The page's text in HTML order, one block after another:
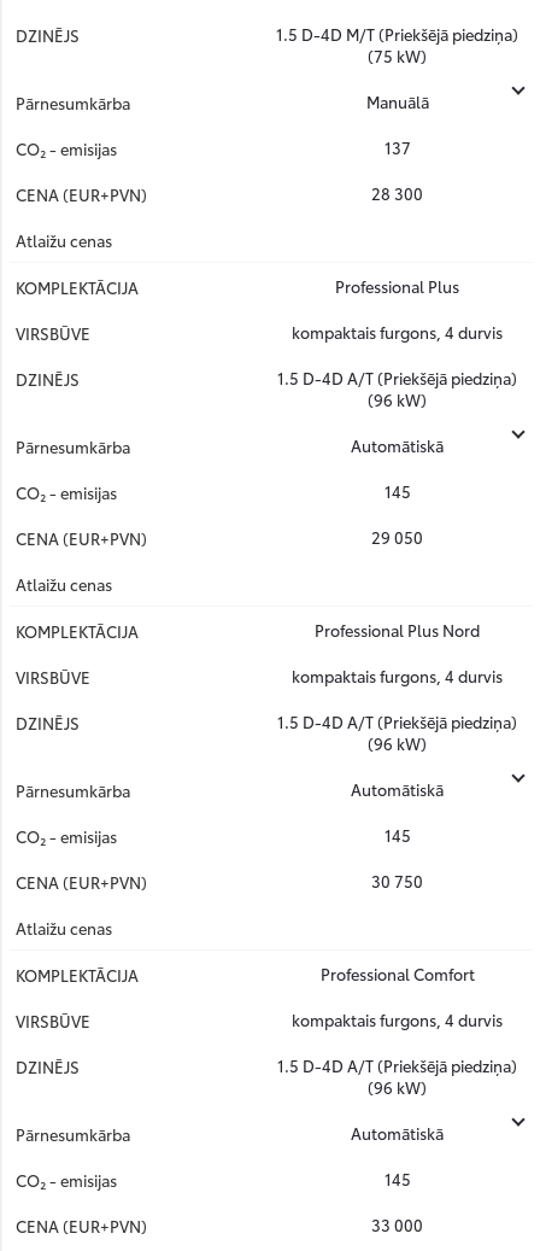
1.5 D-4D M/T (Priekšējā piedziņa)
(75 kW)
Manuālā
137
28 300
Professional Plus
kompaktais furgons, 4 durvis
1.5 D-4D A/T (Priekšējā piedziņa)
(96 kW)
Automātiskā
145
29 050
Professional Plus Nord
kompaktais furgons, 4 durvis
1.5 D-4D A/T (Priekšējā piedziņa)
(96 kW)
Automātiskā
145
30 750
Professional Comfort
kompaktais furgons, 4 durvis
1.5 D-4D A/T (Priekšējā piedziņa)
(96 kW)
Automātiskā
145
33 000